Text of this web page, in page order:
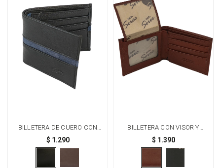
BILLETERA DE CUERO CON
VISTA EN TAPA - NEGRO
$ 1.290
BILLETERA CON VISOR Y
CIERRE - MARRÓN
$ 1.390